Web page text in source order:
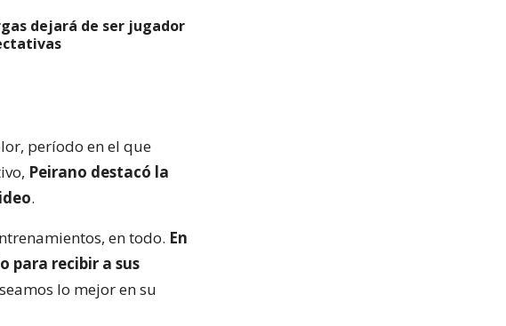
dejará de ser jugador
período en el que
Peirano destacó la
.
en todo. En
para recibir a sus
lo mejor en su